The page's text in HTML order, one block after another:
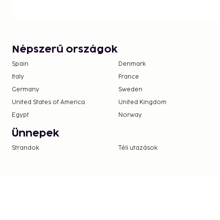
Népszerű országok
Spain Denmark
Italy
France
Germany
Sweden
United States of America
United Kingdom
Egypt
Norway
Ünnepek
Strandok Téli utazások